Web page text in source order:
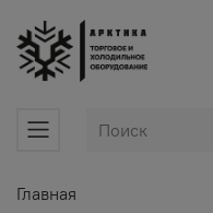
Главная